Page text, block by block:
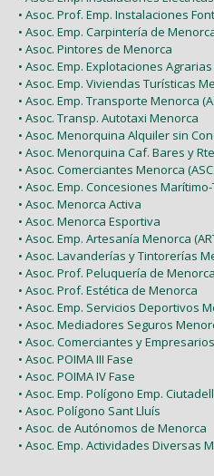
• Asoc. Prof. Emp. Instalaciones
• Asoc. Emp. Carpintería de
• Asoc. Pintores de Menorca
• Asoc. Emp. Explotaciones Agrarias
• Asoc. Emp. Viviendas Turísticas
• Asoc. Emp. Transporte Menorca
• Asoc. Transp. Autotaxi Menorca
• Asoc. Menorquina Alquiler sin
• Asoc. Menorquina Caf. Bares y
• Asoc. Comerciantes Menorca
• Asoc. Emp. Concesiones
• Asoc. Menorca Activa
• Asoc. Menorca Esportiva
• Asoc. Emp. Artesanía Menorca
• Asoc. Lavanderías y Tintorerías
• Asoc. Prof. Peluquería de Menorca
• Asoc. Prof. Estética de Menorca
• Asoc. Emp. Servicios Deportivos
• Asoc. Mediadores Seguros
• Asoc. Comerciantes y
• Asoc. POIMA III Fase
• Asoc. POIMA IV Fase
• Asoc. Emp. Polígono Emp.
• Asoc. Polígono Sant Lluís
• Asoc. de Autónomos de Menorca
• Asoc. Emp. Actividades Diversas